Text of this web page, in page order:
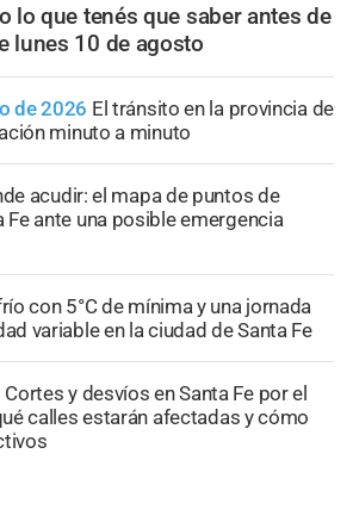
lo que tenés que saber antes de
lunes 10 de agosto
de 2026 El tránsito en la provincia de
minuto a minuto
acudir: el mapa de puntos de
Fe ante una posible emergencia
con 5°C de mínima y una jornada
variable en la ciudad de Santa Fe
Cortes y desvíos en Santa Fe por el
calles estarán afectadas y cómo